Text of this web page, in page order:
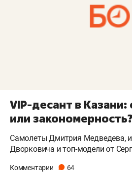
VIP-десант в Казани:
или закономерность?
Самолеты Дмитрия Медведева,
Дворковича и топ-модели от
Комментарии 64